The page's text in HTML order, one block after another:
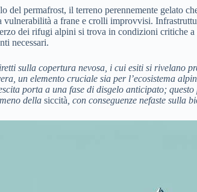
del permafrost, il terreno perennemente gelato
vulnerabilità a frane e crolli improvvisi.
dei rifugi alpini si trova in condizioni critiche
necessari.
sulla copertura nevosa, i cui esiti si rivelano
un elemento cruciale sia per l’ecosistema
porta a una fase di disgelo anticipato;
della siccità , con conseguenze nefaste sulla